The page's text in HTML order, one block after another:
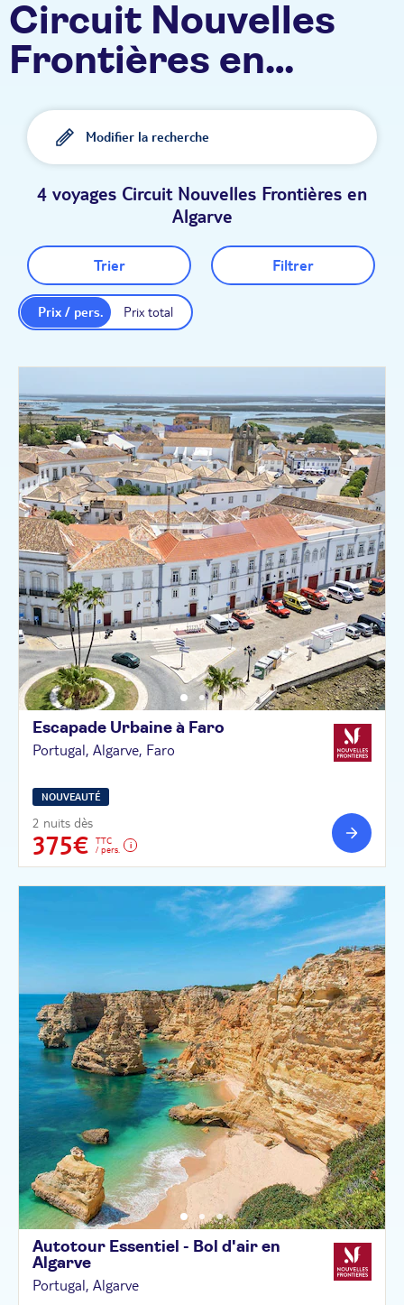
Circuit Nouvelles
Frontières en
Algarve
Modifier la recherche
4 voyages Circuit Nouvelles Frontières en
Algarve
Trier Filtrer
Prix total
Prix / pers.
Escapade Urbaine à Faro
Portugal, Algarve, Faro
NOUVEAUTÉ
2 nuits dès
375€
TTC
/ pers.
Autotour Essentiel - Bol d'air en
Algarve
Portugal, Algarve